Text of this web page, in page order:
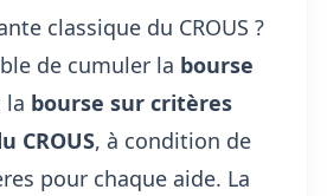
classique du CROUS ?
de cumuler la bourse
la bourse sur critères
CROUS, à condition de
pour chaque aide. La